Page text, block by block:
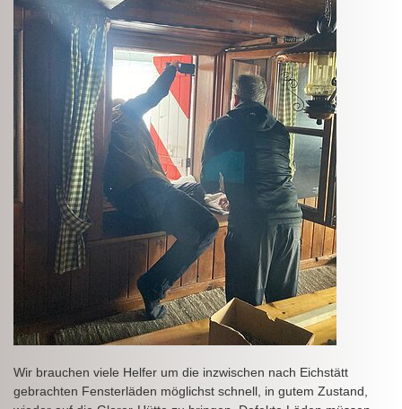
Wir brauchen viele Helfer um die inzwischen nach Eichstätt
gebrachten Fensterläden möglichst schnell, in gutem Zustand,